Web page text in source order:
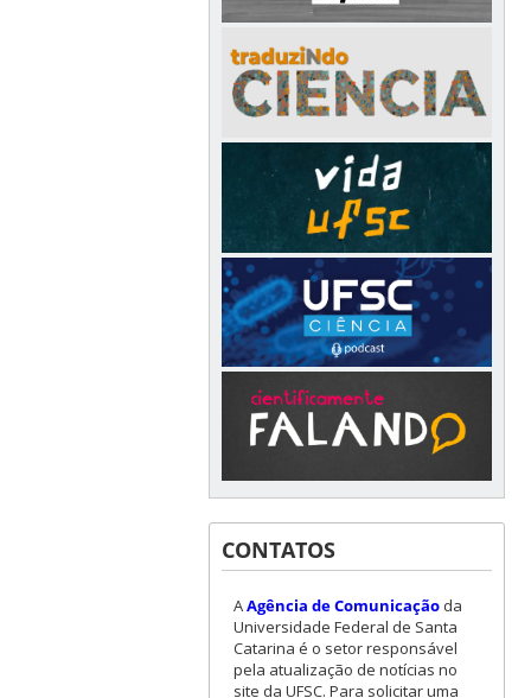
CONTATOS
AAgência de Comunicaçãoda
Universidade Federal de Santa
Catarina é o setor responsável
pela atualização de notícias no
site da UFSC. Para solicitar uma